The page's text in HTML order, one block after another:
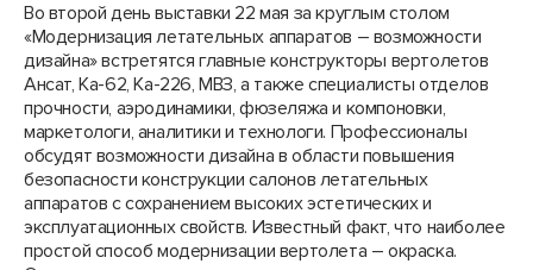
Во второй день выставки 22 мая за круглым столом
«Модернизация летательных аппаратов – возможности
дизайна» встретятся главные конструкторы вертолетов
Ансат, Ка-62, Ка-226, МВЗ, а также специалисты отделов
прочности, аэродинамики, фюзеляжа и компоновки,
маркетологи, аналитики и технологи. Профессионалы
обсудят возможности дизайна в области повышения
безопасности конструкции салонов летательных
аппаратов с сохранением высоких эстетических и
эксплуатационных свойств. Известный факт, что наиболее
простой способ модернизации вертолета – окраска.